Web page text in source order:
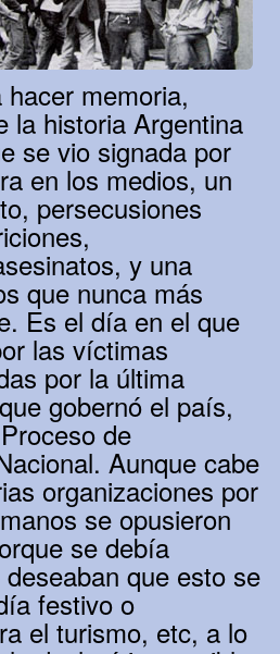
memoria,
la historia Argentina
se vio signada por
en los medios, un
persecusiones
y una
que nunca más
Es el día en el que
las víctimas
por la última
gobernó el país,
de
Aunque cabe
organizaciones por
se opusieron
se debía
que esto se
festivo o
el turismo, etc, a lo